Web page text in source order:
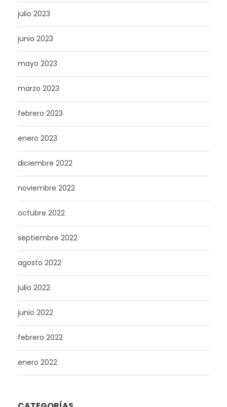
julio 2023
junio 2023
mayo 2023
marzo 2023
febrero 2023
enero 2023
diciembre 2022
noviembre 2022
octubre 2022
septiembre 2022
agosto 2022
julio 2022
junio 2022
febrero 2022
enero 2022